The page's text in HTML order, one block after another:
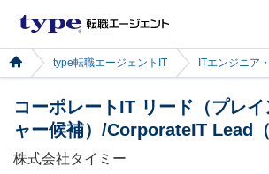
type転職エージェントIT ITエンジニア
コーポレートIT リード（プレ
ャー候補）/CorporateIT Lead
株式会社タイミー